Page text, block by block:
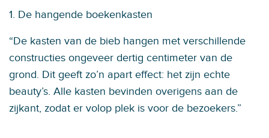
1. De hangende boekenkasten
“De kasten van de bieb hangen met verschillende
constructies ongeveer dertig centimeter van de
grond. Dit geeft zo’n apart effect: het zijn echte
beauty’s. Alle kasten bevinden overigens aan de
zijkant, zodat er volop plek is voor de bezoekers.”